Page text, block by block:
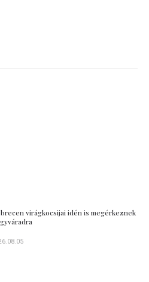
virágkocsijai idén is megérkeznek